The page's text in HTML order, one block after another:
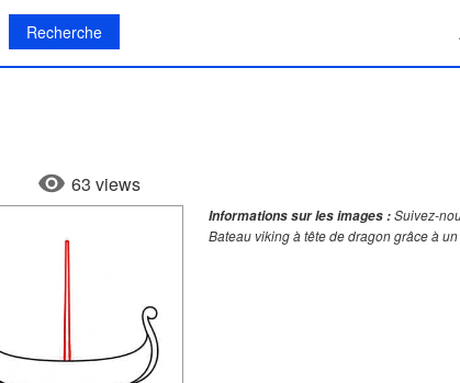
63 views
Informations sur les images :Suivez-
Bateau viking à tête de dragon grâce à